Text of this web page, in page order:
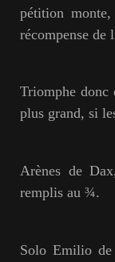
pétition
récompense de
Triomphe donc
plus grand, si
Arènes de
remplis au ¾.
Solo Emilio